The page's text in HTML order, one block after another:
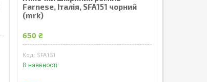
Farnese, Італія, SFA151 чорний
(mrk)
650 ₴
SFA151
В наявності